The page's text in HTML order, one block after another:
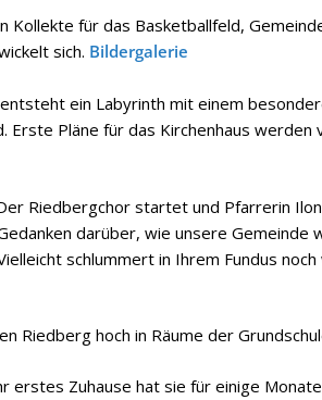
Kollekte für das Basketballfeld,
sich. Bildergalerie
ein Labyrinth mit einem
Erste Pläne für das Kirchenhaus werden
Riedbergchor startet und Pfarrerin
darüber, wie unsere Gemeinde
schlummert in Ihrem Fundus noch
Riedberg hoch in Räume der
erstes Zuhause hat sie für einige